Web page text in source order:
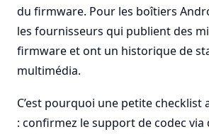
du firmware. Pour les boîtiers
les fournisseurs qui publient des
firmware et ont un historique de
multimédia.
C’est pourquoi une petite checklist
: confirmez le support de codec via